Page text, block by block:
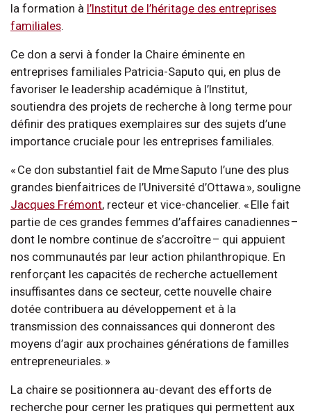
la formation à l’Institut de l’héritage des entreprises
familiales.
Ce don a servi à fonder la Chaire éminente en
entreprises familiales Patricia-Saputo qui, en plus de
favoriser le leadership académique à l’Institut,
soutiendra des projets de recherche à long terme pour
définir des pratiques exemplaires sur des sujets d’une
importance cruciale pour les entreprises familiales.
« Ce don substantiel fait de Mme Saputo l’une des plus
grandes bienfaitrices de l’Université d’Ottawa », souligne
Jacques Frémont, recteur et vice-chancelier. « Elle fait
partie de ces grandes femmes d’affaires canadiennes –
dont le nombre continue de s’accroître – qui appuient
nos communautés par leur action philanthropique. En
renforçant les capacités de recherche actuellement
insuffisantes dans ce secteur, cette nouvelle chaire
dotée contribuera au développement et à la
transmission des connaissances qui donneront des
moyens d’agir aux prochaines générations de familles
entrepreneuriales. »
La chaire se positionnera au-devant des efforts de
recherche pour cerner les pratiques qui permettent aux